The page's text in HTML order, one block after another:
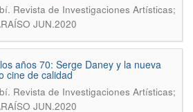
Revista de Investigaciones Artísticas;
JUN.2020
años 70: Serge Daney y la nueva
cine de calidad
Revista de Investigaciones Artísticas;
JUN.2020